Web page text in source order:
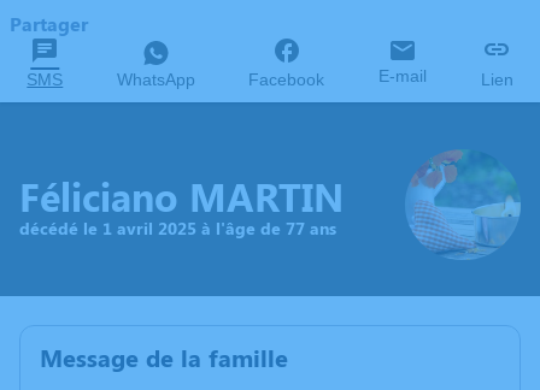
Partager
SMS WhatsApp Facebook E-mail Lien
Féliciano MARTIN
décédé le 1 avril 2025 à l'âge de 77 ans
Message de la famille